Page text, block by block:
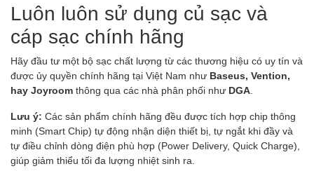
Luôn luôn sử dụng củ sạc và
cáp sạc chính hãng
Hãy đầu tư một bộ sạc chất lượng từ các thương hiệu có uy tín và
được ủy quyền chính hãng tại Việt Nam như Baseus, Vention,
hay Joyroom thông qua các nhà phân phối như DGA
Lưu ý: Các sản phẩm chính hãng đều được tích hợp chip thông
minh (Smart Chip) tự động nhận diện thiết bị, tự ngắt khi đầy và
tự điều chỉnh dòng điện phù hợp (Power Delivery, Quick Charge),
giúp giảm thiểu tối đa lượng nhiệt sinh ra.